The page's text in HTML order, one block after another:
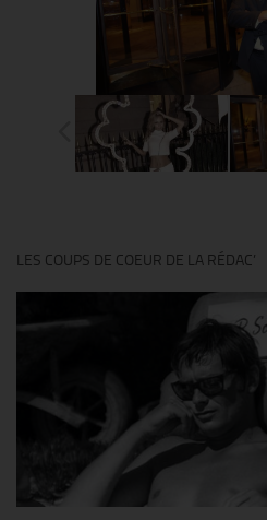
LES COUPS DE COEUR DE LA RÉDAC’